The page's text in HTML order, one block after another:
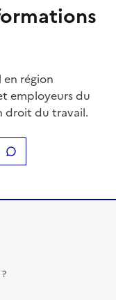
en région
employeurs du
droit du travail.